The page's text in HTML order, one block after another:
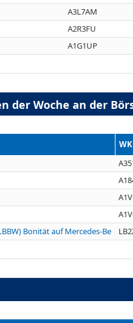
A3L7AM
A2R3FU
A1G1UP
der Woche an der
Bonität auf Mercedes-Be